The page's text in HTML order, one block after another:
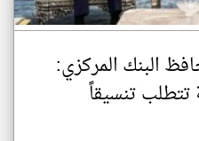
البنك المركزي:
تتطلب تنسيقاً